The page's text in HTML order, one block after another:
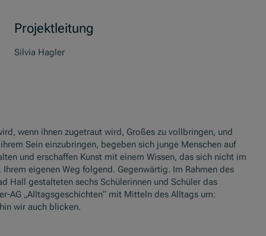
Projektleitung
Silvia Hagler
wenn ihnen zugetraut wird, Großes zu vollbringen, und
Sein einzubringen, begeben sich junge Menschen auf
und erschaffen Kunst mit einem Wissen, das sich nicht im
eigenen Weg folgend. Gegenwärtig. Im Rahmen des
Hall gestalteten sechs Schülerinnen und Schüler das
AG „Alltagsgeschichten“ mit Mitteln des Alltags um:
wir auch blicken.